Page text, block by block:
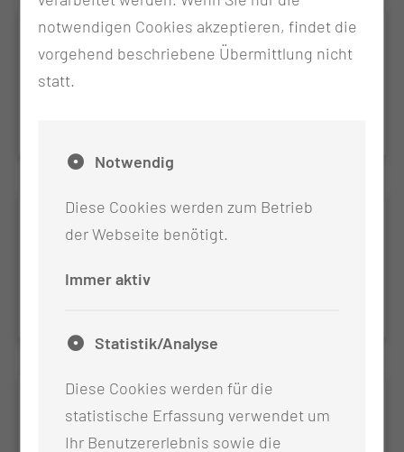
Kommunikationstraining im
Notfalldialog
Kommunikationstraining im
Notrufdialog
Klar. Strukturiert. Wirkungsvoll.
Luftrettungskoordinatorin /
Luftrettungskoordinator
notwendigen Cookies akzeptieren, findet die
vorgehend beschriebene Übermittlung nicht
statt.
Notwendig
Diese Cookies werden zum Betrieb
der Webseite benötigt.
Immer aktiv
Statistik/Analyse
Diese Cookies werden für die
statistische Erfassung verwendet um
Ihr Benutzererlebnis sowie die